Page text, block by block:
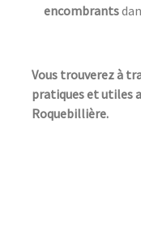
encombrants
Vous trouverez à
pratiques et utiles
Roquebillière.